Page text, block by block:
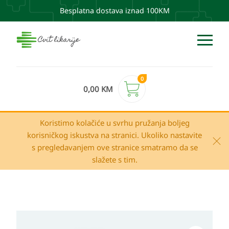
Besplatna dostava iznad 100KM
0,00 KM
0
Koristimo kolačiće u svrhu pružanja boljeg
korisničkog iskustva na stranici. Ukoliko nastavite
s pregledavanjem ove stranice smatramo da se
slažete s tim.